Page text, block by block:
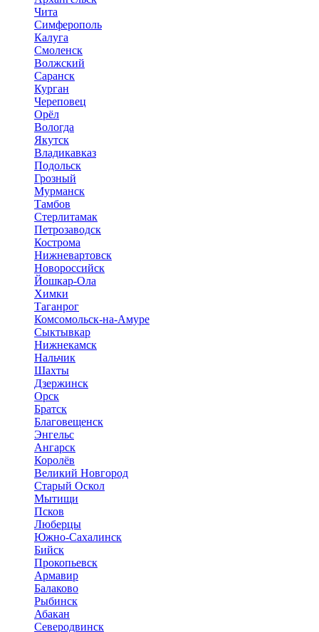
Чита
Симферополь
Калуга
Смоленск
Волжский
Саранск
Курган
Череповец
Орёл
Вологда
Якутск
Владикавказ
Подольск
Грозный
Мурманск
Тамбов
Стерлитамак
Петрозаводск
Кострома
Нижневартовск
Новороссийск
Йошкар-Ола
Химки
Таганрог
Комсомольск-на-Амуре
Сыктывкар
Нижнекамск
Нальчик
Шахты
Дзержинск
Орск
Братск
Благовещенск
Энгельс
Ангарск
Королёв
Великий Новгород
Старый Оскол
Мытищи
Псков
Люберцы
Южно-Сахалинск
Бийск
Прокопьевск
Армавир
Балаково
Рыбинск
Абакан
Северодвинск